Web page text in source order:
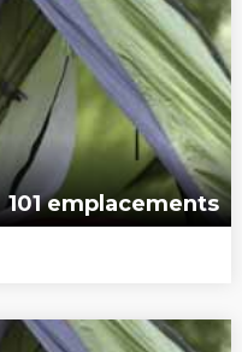
101 emplacements